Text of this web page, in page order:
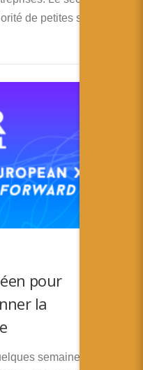
de petites structures
pour
la
semaines la mise